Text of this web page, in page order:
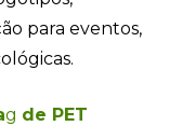
para eventos,
g de PET